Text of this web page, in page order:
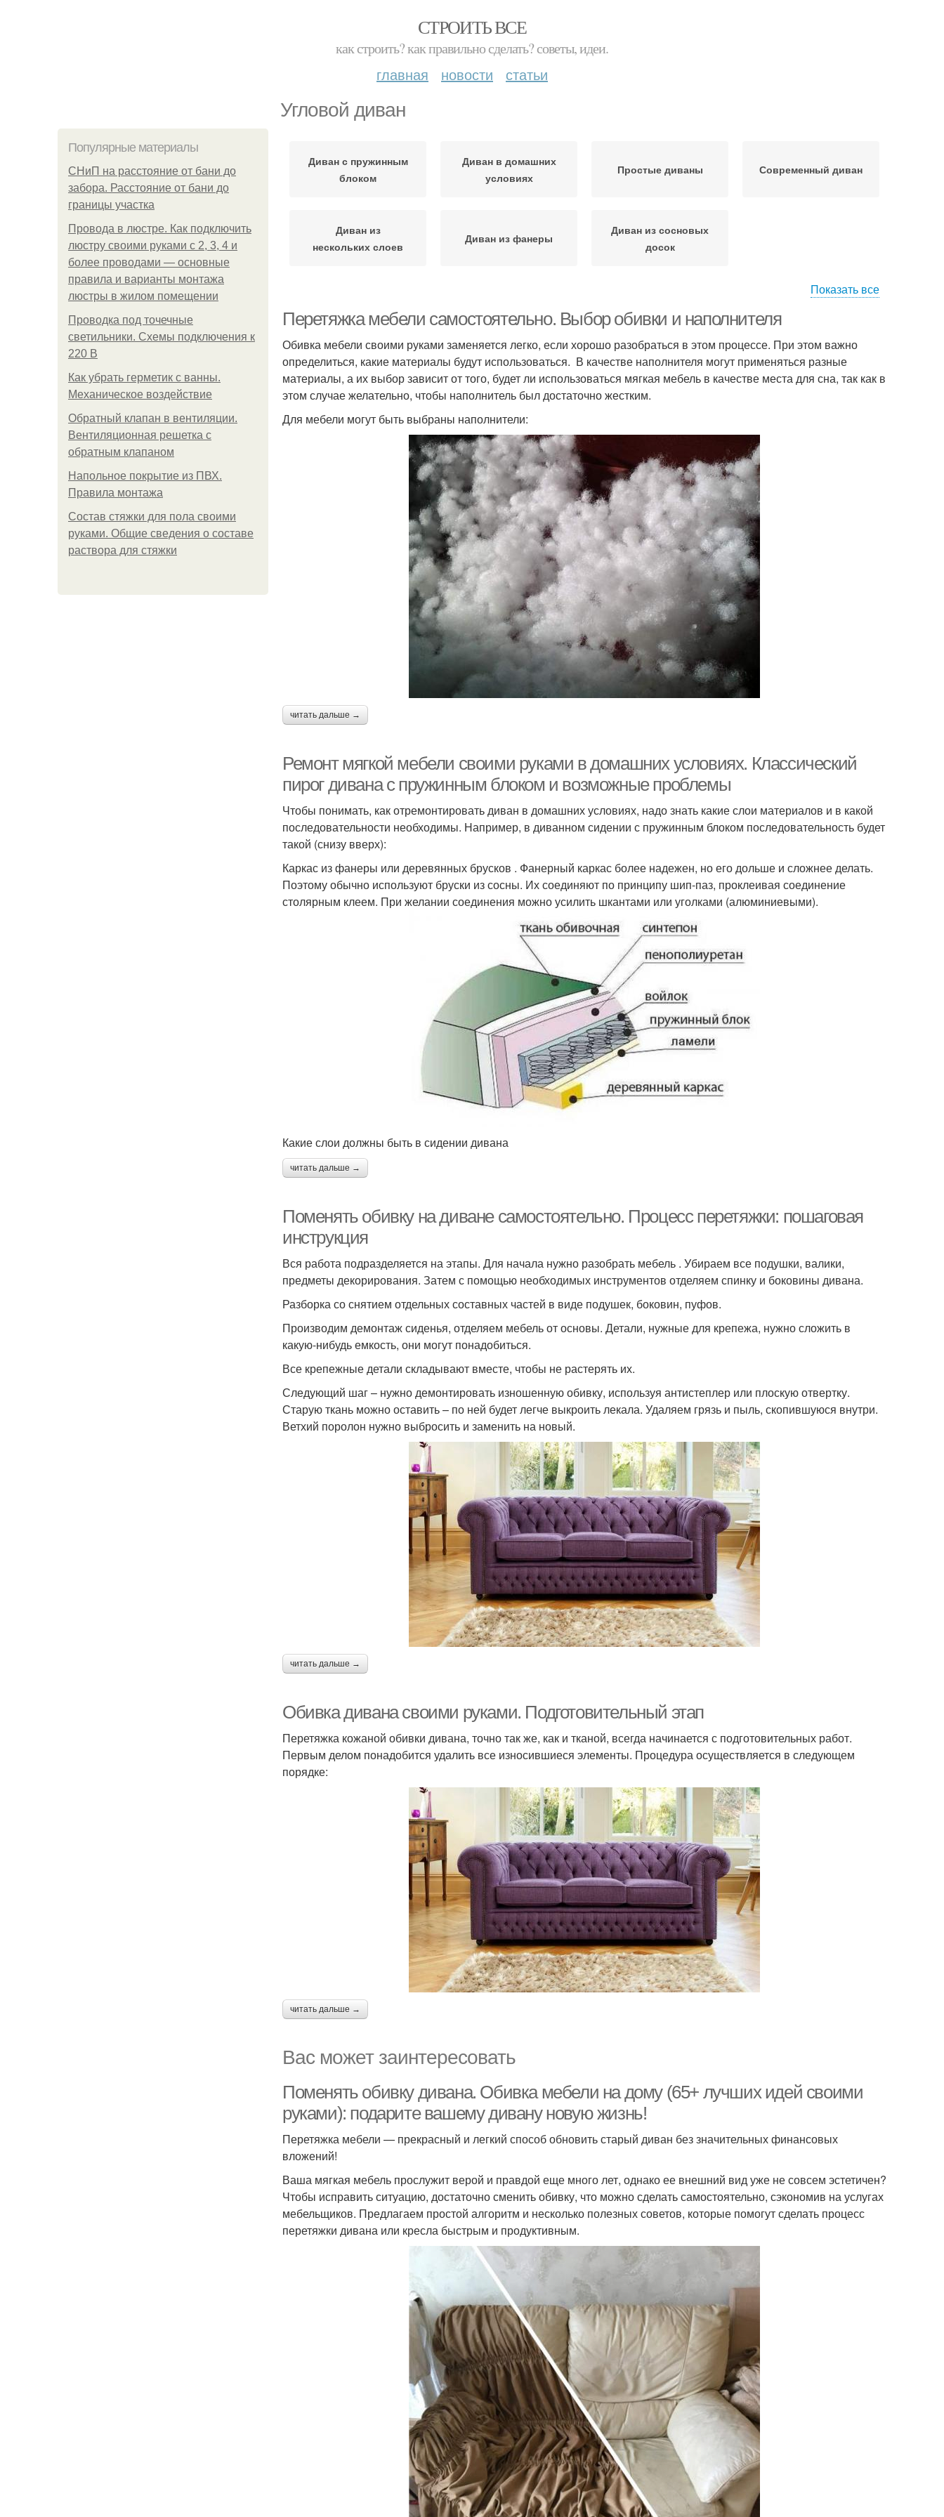
СТРОИТЬ ВСЕ
как строить? как правильно сделать? советы, идеи.
главная новости статьи
Угловой диван
Популярные материалы
СНиП на расстояние от бани до
забора. Расстояние от бани до
границы участка
Провода в люстре. Как подключить
люстру своими руками с 2, 3, 4 и
более проводами — основные
правила и варианты монтажа
люстры в жилом помещении
Проводка под точечные
светильники. Схемы подключения к
220 В
Как убрать герметик с ванны.
Механическое воздействие
Обратный клапан в вентиляции.
Вентиляционная решетка с
обратным клапаном
Напольное покрытие из ПВХ.
Правила монтажа
Состав стяжки для пола своими
руками. Общие сведения о составе
раствора для стяжки
Диван с пружинным
блоком
Диван в домашних
условиях
Простые диваны Современный диван
Диван из
нескольких слоев
Диван из фанеры
Диван из сосновых
досок
Показать все
Перетяжка мебели самостоятельно. Выбор обивки и наполнителя
Обивка мебели своими руками заменяется легко, если хорошо разобраться в этом процессе. При этом важно
определиться, какие материалы будут использоваться. В качестве наполнителя могут применяться разные
материалы, а их выбор зависит от того, будет ли использоваться мягкая мебель в качестве места для сна, так как в
этом случае желательно, чтобы наполнитель был достаточно жестким.
Для мебели могут быть выбраны наполнители:
читать дальше →
Ремонт мягкой мебели своими руками в домашних условиях. Классический
пирог дивана с пружинным блоком и возможные проблемы
Чтобы понимать, как отремонтировать диван в домашних условиях, надо знать какие слои материалов и в какой
последовательности необходимы. Например, в диванном сидении с пружинным блоком последовательность будет
такой (снизу вверх):
Каркас из фанеры или деревянных брусков . Фанерный каркас более надежен, но его дольше и сложнее делать.
Поэтому обычно используют бруски из сосны. Их соединяют по принципу шип-паз, проклеивая соединение
столярным клеем. При желании соединения можно усилить шкантами или уголками (алюминиевыми).
Какие слои должны быть в сидении дивана
читать дальше →
Поменять обивку на диване самостоятельно. Процесс перетяжки: пошаговая
инструкция
Вся работа подразделяется на этапы. Для начала нужно разобрать мебель . Убираем все подушки, валики,
предметы декорирования. Затем с помощью необходимых инструментов отделяем спинку и боковины дивана.
Разборка со снятием отдельных составных частей в виде подушек, боковин, пуфов.
Производим демонтаж сиденья, отделяем мебель от основы. Детали, нужные для крепежа, нужно сложить в
какую-нибудь емкость, они могут понадобиться.
Все крепежные детали складывают вместе, чтобы не растерять их.
Следующий шаг – нужно демонтировать изношенную обивку, используя антистеплер или плоскую отвертку.
Старую ткань можно оставить – по ней будет легче выкроить лекала. Удаляем грязь и пыль, скопившуюся внутри.
Ветхий поролон нужно выбросить и заменить на новый.
читать дальше →
Обивка дивана своими руками. Подготовительный этап
Перетяжка кожаной обивки дивана, точно так же, как и тканой, всегда начинается с подготовительных работ.
Первым делом понадобится удалить все износившиеся элементы. Процедура осуществляется в следующем
порядке:
читать дальше →
Вас может заинтересовать
Поменять обивку дивана. Обивка мебели на дому (65+ лучших идей своими
руками): подарите вашему дивану новую жизнь!
Перетяжка мебели — прекрасный и легкий способ обновить старый диван без значительных финансовых
вложений!
Ваша мягкая мебель прослужит верой и правдой еще много лет, однако ее внешний вид уже не совсем эстетичен?
Чтобы исправить ситуацию, достаточно сменить обивку, что можно сделать самостоятельно, сэкономив на услугах
мебельщиков. Предлагаем простой алгоритм и несколько полезных советов, которые помогут сделать процесс
перетяжки дивана или кресла быстрым и продуктивным.